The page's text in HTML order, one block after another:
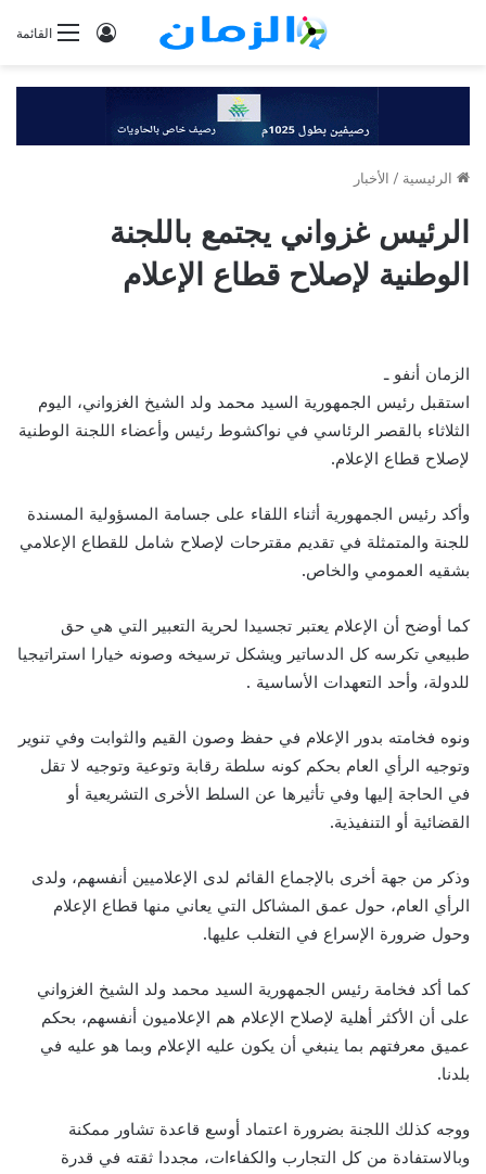
القائمةتسجيل
الرئيسية / الأخبار
الرئيس غزواني يجتمع باللجنة
الوطنية لإصلاح قطاع الإعلام
الزمان أنفو ـ
استقبل رئيس الجمهورية السيد محمد ولد الشيخ الغزواني، اليوم
الثلاثاء بالقصر الرئاسي في نواكشوط رئيس وأعضاء اللجنة الوطنية
لإصلاح قطاع الإعلام.
وأكد رئيس الجمهورية أثناء اللقاء على جسامة المسؤولية المسندة
للجنة والمتمثلة في تقديم مقترحات لإصلاح شامل للقطاع الإعلامي
بشقيه العمومي والخاص.
كما أوضح أن الإعلام يعتبر تجسيدا لحرية التعبير التي هي حق
طبيعي تكرسه كل الدساتير ويشكل ترسيخه وصونه خيارا استراتيجيا
للدولة، وأحد التعهدات الأساسية .
ونوه فخامته بدور الإعلام في حفظ وصون القيم والثوابت وفي تنوير
وتوجيه الرأي العام بحكم كونه سلطة رقابة وتوعية وتوجيه لا تقل
في الحاجة إليها وفي تأثيرها عن السلط الأخرى التشريعية أو
القضائية أو التنفيذية.
وذكر من جهة أخرى بالإجماع القائم لدى الإعلاميين أنفسهم، ولدى
الرأي العام، حول عمق المشاكل التي يعاني منها قطاع الإعلام
وحول ضرورة الإسراع في التغلب عليها.
كما أكد فخامة رئيس الجمهورية السيد محمد ولد الشيخ الغزواني
على أن الأكثر أهلية لإصلاح الإعلام هم الإعلاميون أنفسهم، بحكم
عميق معرفتهم بما ينبغي أن يكون عليه الإعلام وبما هو عليه في
بلدنا.
ووجه كذلك اللجنة بضرورة اعتماد أوسع قاعدة تشاور ممكنة
وبالاستفادة من كل التجارب والكفاءات، مجددا ثقته في قدرة